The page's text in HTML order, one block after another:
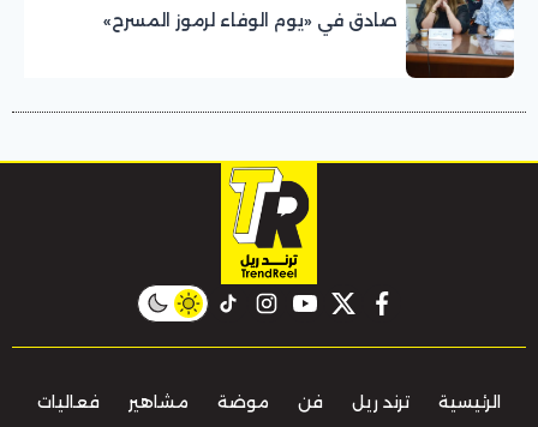
صادق في «يوم الوفاء لرموز المسرح»
facebook
twitter
youtube
instagram
tiktok
الرئيسية ترند ريل فن موضة مشاهير فعاليات